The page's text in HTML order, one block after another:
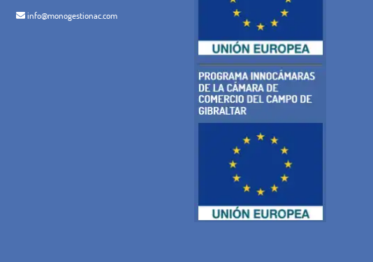
info@monogestionac.com